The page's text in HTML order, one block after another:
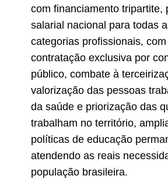
com financiamento tripartite,
salarial nacional para todas
categorias profissionais, com
contratação exclusiva por
público, combate à
valorização das pessoas
da saúde e priorização das
trabalham no território,
políticas de educação
atendendo as reais
população brasileira.